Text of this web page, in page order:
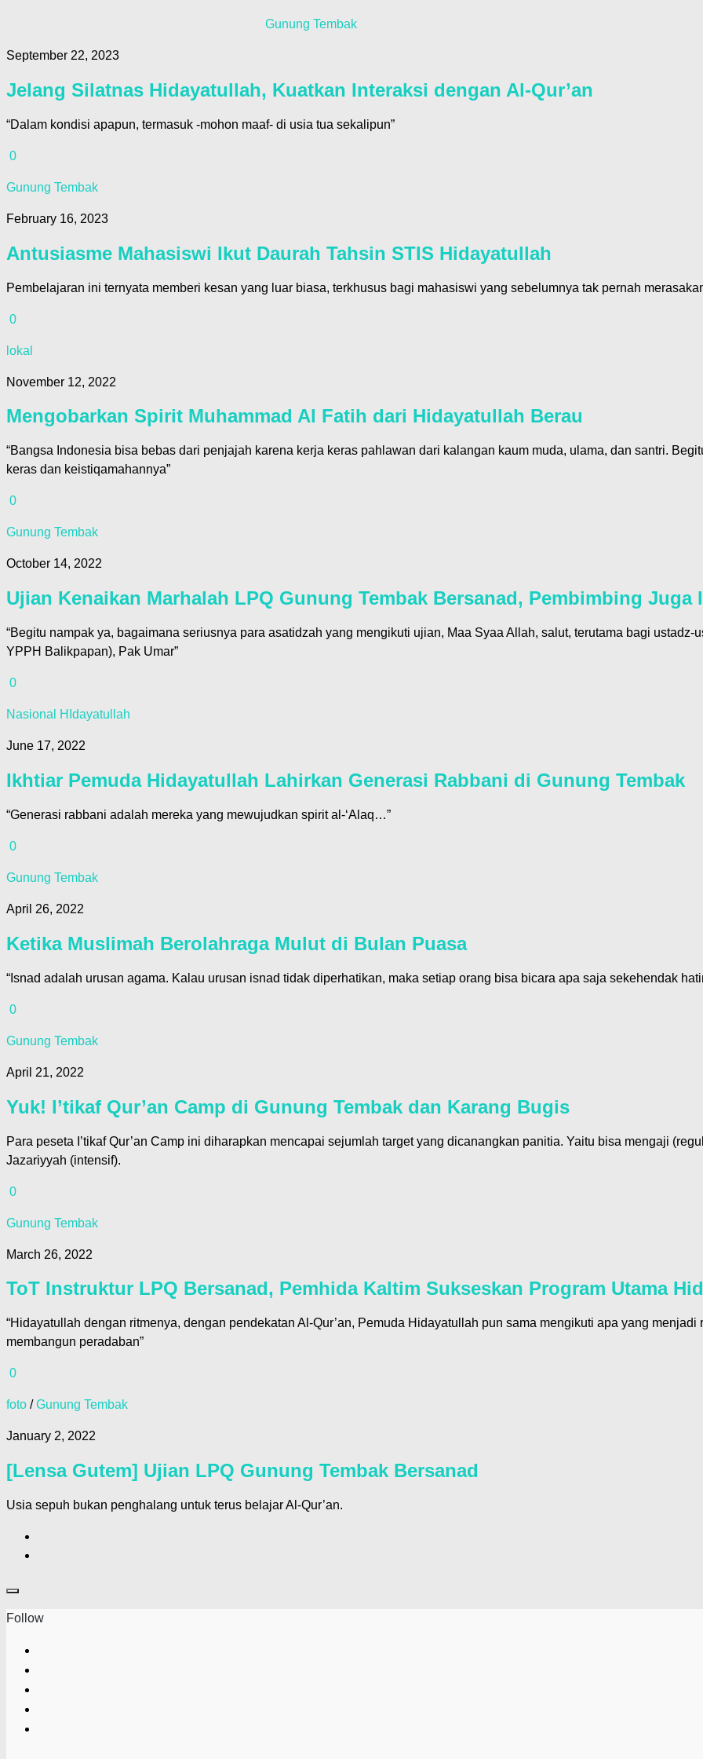
Gunung Tembak
September 22, 2023
Jelang Silatnas Hidayatullah, Kuatkan Interaksi dengan Al-Qur’an
“Dalam kondisi apapun, termasuk -mohon maaf- di usia tua sekalipun”
0
Gunung Tembak
February 16, 2023
Antusiasme Mahasiswi Ikut Daurah Tahsin STIS Hidayatullah
Pembelajaran ini ternyata memberi kesan yang luar biasa, terkhusus bagi mahasiswi yang sebelumnya tak pernah
0
lokal
November 12, 2022
Mengobarkan Spirit Muhammad Al Fatih dari Hidayatullah Berau
“Bangsa Indonesia bisa bebas dari penjajah karena kerja keras pahlawan dari kalangan kaum muda, ulama, dan santri.
keras dan keistiqamahannya”
0
Gunung Tembak
October 14, 2022
Ujian Kenaikan Marhalah LPQ Gunung Tembak Bersanad, Pembimbing Juga
“Begitu nampak ya, bagaimana seriusnya para asatidzah yang mengikuti ujian, Maa Syaa Allah, salut, terutama bagi
YPPH Balikpapan), Pak Umar”
0
Nasional HIdayatullah
June 17, 2022
Ikhtiar Pemuda Hidayatullah Lahirkan Generasi Rabbani di Gunung Tembak
“Generasi rabbani adalah mereka yang mewujudkan spirit al-‘Alaq…”
0
Gunung Tembak
April 26, 2022
Ketika Muslimah Berolahraga Mulut di Bulan Puasa
“Isnad adalah urusan agama. Kalau urusan isnad tidak diperhatikan, maka setiap orang bisa bicara apa saja sekehendak
0
Gunung Tembak
April 21, 2022
Yuk! I’tikaf Qur’an Camp di Gunung Tembak dan Karang Bugis
Para peseta I’tikaf Qur’an Camp ini diharapkan mencapai sejumlah target yang dicanangkan panitia. Yaitu bisa mengaji
Jazariyyah (intensif).
0
Gunung Tembak
March 26, 2022
ToT Instruktur LPQ Bersanad, Pemhida Kaltim Sukseskan Program Utama
“Hidayatullah dengan ritmenya, dengan pendekatan Al-Qur’an, Pemuda Hidayatullah pun sama mengikuti apa yang
membangun peradaban”
0
foto /Gunung Tembak
January 2, 2022
[Lensa Gutem] Ujian LPQ Gunung Tembak Bersanad
Usia sepuh bukan penghalang untuk terus belajar Al-Qur’an.
Follow